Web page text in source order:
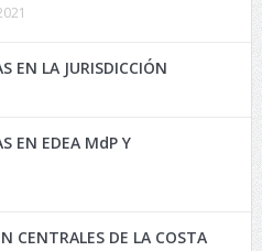
EN LA JURISDICCIÓN
EN EDEA MdP Y
CENTRALES DE LA COSTA